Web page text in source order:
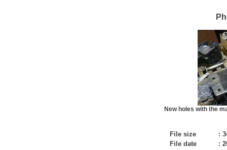
New holes with the
File size :
File date
: